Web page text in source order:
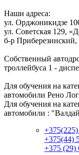
Наши адреса:
ул. Орджоникидзе
ул. Советская 129,
б-р Приберезинский,
Собственный
троллейбуса 1 -
Для обучения на
автомобили Рено
Для обучения на
автомобили :
+375(44)
+375 (29)